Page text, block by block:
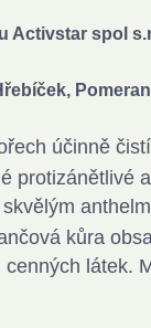
Activstar spol
účinně
protizánětlivé
kůra
cenných látek.